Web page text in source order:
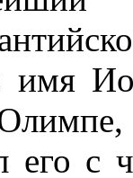
имя
его с